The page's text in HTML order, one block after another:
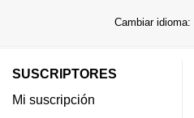
Cambiar idioma:
SUSCRIPTORES
Mi suscripción